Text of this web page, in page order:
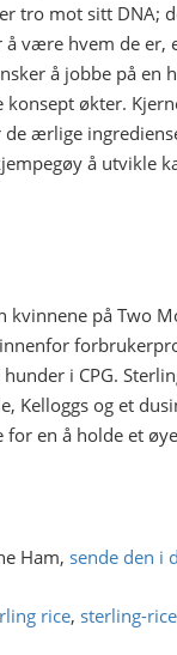
tro mot sitt DNA;
være hvem de er,
å jobbe på en
økter.
ærlige
å utvikle
på Two
i CPG.
Kelloggs og et
en å holde et
Ham, sende den i
rice, sterling-